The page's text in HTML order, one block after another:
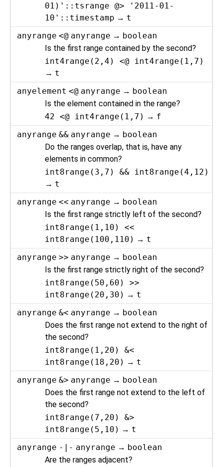
01)'::tsrange @> '2011-01-
10'::timestamp → t
anyrange <@ anyrange → boolean
Is the first range contained by the second?
int4range(2,4) <@ int4range(1,7)
→ t
anyelement <@ anyrange → boolean
Is the element contained in the range?
42 <@ int4range(1,7) → f
anyrange && anyrange → boolean
Do the ranges overlap, that is, have any
elements in common?
int8range(3,7) && int8range(4,12)
→ t
anyrange << anyrange → boolean
Is the first range strictly left of the second?
int8range(1,10) <<
int8range(100,110) → t
anyrange >> anyrange → boolean
Is the first range strictly right of the second?
int8range(50,60) >>
int8range(20,30) → t
anyrange &< anyrange → boolean
Does the first range not extend to the right of
the second?
int8range(1,20) &<
int8range(18,20) → t
anyrange &> anyrange → boolean
Does the first range not extend to the left of
the second?
int8range(7,20) &>
int8range(5,10) → t
anyrange -|- anyrange → boolean
Are the ranges adjacent?